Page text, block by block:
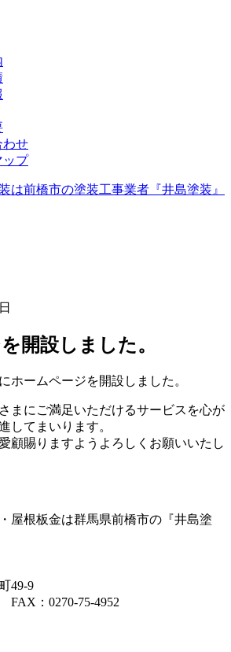
わせ
ップ
開設しました。
ホームページを開設しました。
まにご満足いただけるサービスを心が
してまいります。
顧賜りますようよろしくお願いいたし
屋根板金は群馬県前橋市の『井島塗
49-9
FAX：0270-75-4952